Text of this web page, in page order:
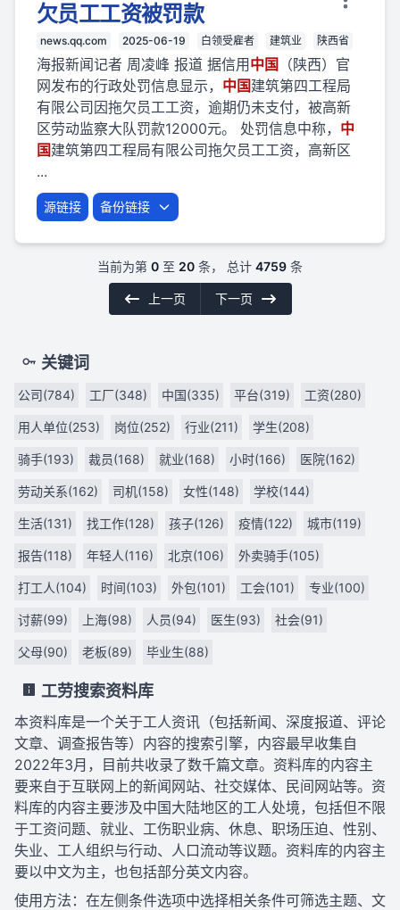
欠员工工资被罚款
news.qq.com 2025-06-19 白领受雇者 建筑业 陕西省
海报新闻记者 周凌峰 报道 据信用 中国 （陕西）官
网发布的行政处罚信息显示， 中国建筑第四工程局
有限公司因拖欠员工工资，逾期仍未支付，被高新
区劳动监察大队罚款12000元。 处罚信息中称， 中
国建筑第四工程局有限公司拖欠员工工资，高新区
...
源链接 备份链接
当前为第 0 至 20 条， 总计 4759 条
上一页 下一页
关键词
公司(784) 工厂(348) 中国(335) 平台(319) 工资(280)
用人单位(253) 岗位(252) 行业(211) 学生(208)
骑手(193) 裁员(168) 就业(168) 小时(166) 医院(162)
劳动关系(162) 司机(158) 女性(148) 学校(144)
生活(131) 找工作(128) 孩子(126) 疫情(122) 城市(119)
报告(118) 年轻人(116) 北京(106) 外卖骑手(105)
打工人(104) 时间(103) 外包(101) 工会(101) 专业(100)
讨薪(99) 上海(98) 人员(94) 医生(93) 社会(91)
父母(90) 老板(89) 毕业生(88)
工劳搜索资料库
本资料库是一个关于工人资讯（包括新闻、深度报道、评论
文章、调查报告等）内容的搜索引擎，内容最早收集自
2022年3月，目前共收录了数千篇文章。资料库的内容主
要来自于互联网上的新闻网站、社交媒体、民间网站等。资
料库的内容主要涉及中国大陆地区的工人处境，包括但不限
于工资问题、就业、工伤职业病、休息、职场压迫、性别、
失业、工人组织与行动、人口流动等议题。资料库的内容主
要以中文为主，也包括部分英文内容。
使用方法：在左侧条件选项中选择相关条件可筛选主题、文